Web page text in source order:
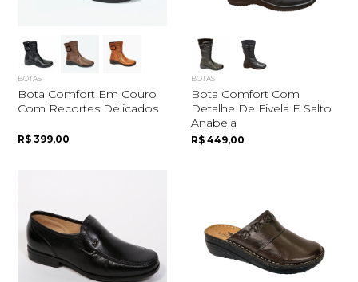
BOTAS
Bota Comfort Em Couro
Com Recortes Delicados
R$ 399,00
BOTAS
Bota Comfort Com
Detalhe De Fivela E Salto
Anabela
R$ 449,00